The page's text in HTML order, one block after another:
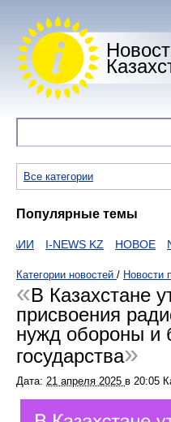
Все категории
Популярные темы
I-NEWS KZ НОВОЕ NUR
Категории новостей / Новости
В Казахстане
присвоения
нужд обороны и
государства
Дата: 21 апреля 2025 в 20:05